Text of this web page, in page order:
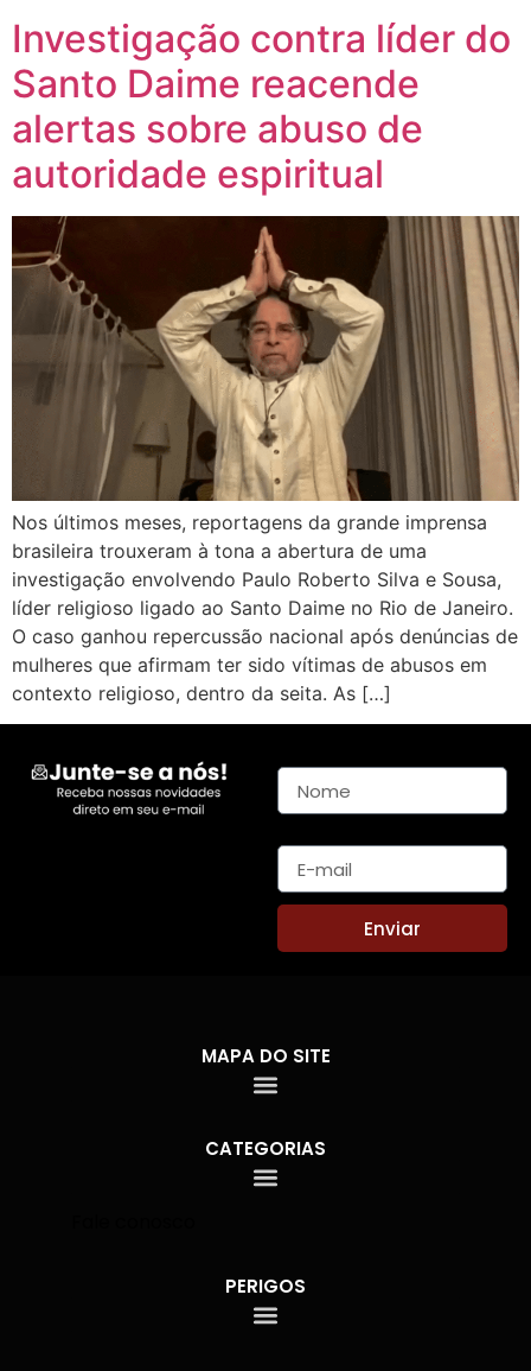
Investigação contra líder do
Santo Daime reacende
alertas sobre abuso de
autoridade espiritual
Nos últimos meses, reportagens da grande imprensa
brasileira trouxeram à tona a abertura de uma
investigação envolvendo Paulo Roberto Silva e Sousa,
líder religioso ligado ao Santo Daime no Rio de Janeiro.
O caso ganhou repercussão nacional após denúncias de
mulheres que afirmam ter sido vítimas de abusos em
contexto religioso, dentro da seita. As […]
Enviar
MAPA DO SITE
CATEGORIAS
PERIGOS